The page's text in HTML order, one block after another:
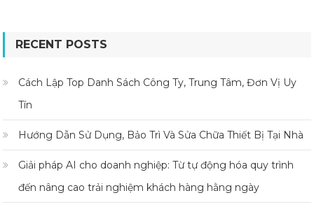
RECENT POSTS
Cách Lập Top Danh Sách Công Ty, Trung Tâm, Đơn Vị Uy
Tín
Hướng Dẫn Sử Dụng, Bảo Trì Và Sửa Chữa Thiết Bị Tại Nhà
Giải pháp AI cho doanh nghiệp: Từ tự động hóa quy trình
đến nâng cao trải nghiệm khách hàng hằng ngày